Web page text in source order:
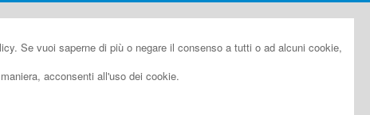
Se vuoi saperne di più o negare il consenso a tutti o ad alcuni cookie,
acconsenti all'uso dei cookie.